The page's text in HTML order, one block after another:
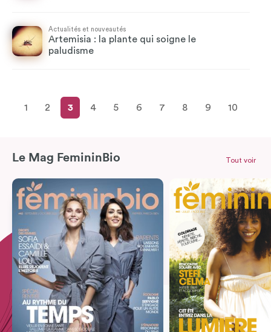
Actualités et nouveautés
Artemisia : la plante qui soigne le
paludisme
1 2 3 4 5 6 7 8 9 10
Le Mag FemininBio Tout voir